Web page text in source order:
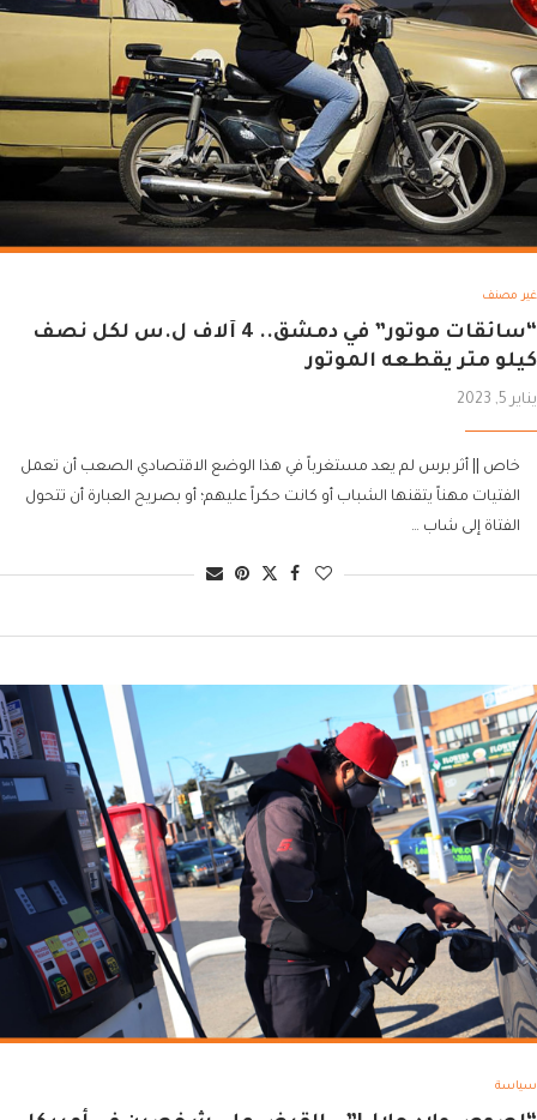
غير مصنف
“سائقات موتور” في دمشق.. 4 آلاف ل.س لكل نصف
كيلو متر يقطعه الموتور
يناير 5, 2023
خاص || أثر برس لم يعد مستغرباً في هذا الوضع الاقتصادي الصعب أن تعمل
الفتيات مهناً يتقنها الشباب أو كانت حكراً عليهم؛ أو بصريح العبارة أن تتحول
الفتاة إلى شاب …
سياسة